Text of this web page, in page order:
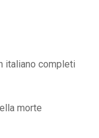
italiano completi
morte